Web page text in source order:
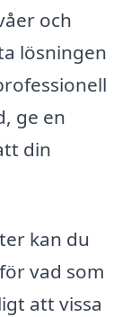
och
lösningen
ge en
din
kan du
vad som
att vissa